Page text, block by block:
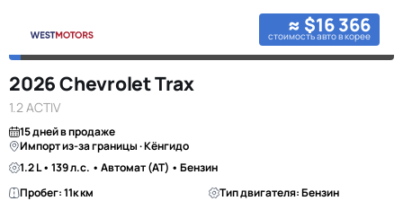
≈ $16 366
стоимость авто в корее
2026 Chevrolet Trax
1.2 ACTIV
15 дней в продаже
Импорт из-за границы · Кёнгидо
1.2 L • 139 л.с. • Автомат (AT) • Бензин
Пробег: 11к км
Тип двигателя: Бензин